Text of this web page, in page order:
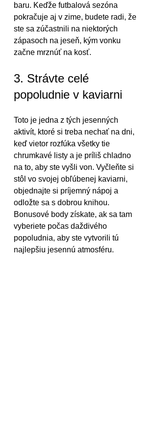
baru. Keďže futbalová sezóna
pokračuje aj v zime, budete radi, že
ste sa zúčastnili na niektorých
zápasoch na jeseň, kým vonku
začne mrznúť na kosť.
3. Strávte celé
popoludnie v kaviarni
Toto je jedna z tých jesenných
aktivít, ktoré si treba nechať na dni,
keď vietor rozfúka všetky tie
chrumkavé listy a je príliš chladno
na to, aby ste vyšli von. Vyčleňte si
stôl vo svojej obľúbenej kaviarni,
objednajte si príjemný nápoj a
odložte sa s dobrou knihou.
Bonusové body získate, ak sa tam
vyberiete počas daždivého
popoludnia, aby ste vytvorili tú
najlepšiu jesennú atmosféru.